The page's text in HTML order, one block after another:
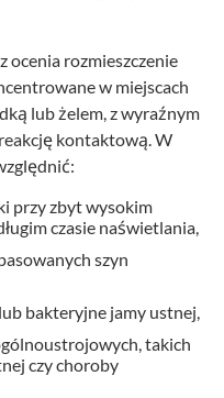
rozmieszczenie
w miejscach
lub żelem, z wyraźnym
kontaktową. W
przy zbyt wysokim
czasie naświetlania,
szyn
bakteryjne jamy ustnej,
takich
czy choroby